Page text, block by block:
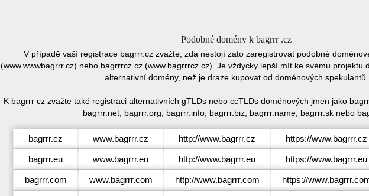
Podobné domény k bagrrr .cz
V případě vaší registrace bagrrr.cz zvažte, zda nestojí zato zaregistrovat podobné
(www.wwwbagrrr.cz) nebo bagrrrcz.cz (www.bagrrrcz.cz). Je vždycky lepší mít ke svému projektu
alternativní domény, než je draze kupovat od doménových spekulantů.
K bagrrr cz zvažte také registraci alternativních gTLDs nebo ccTLDs doménových jmen jako
bagrrr.net, bagrrr.org, bagrrr.info, bagrrr.biz, bagrrr.name, bagrrr.sk nebo
bagrrr.cz www.bagrrr.cz http://www.bagrrr.cz https://www.bagrrr.cz
bagrrr.eu www.bagrrr.eu http://www.bagrrr.eu https://www.bagrrr.eu
bagrrr.com www.bagrrr.com http://www.bagrrr.com https://